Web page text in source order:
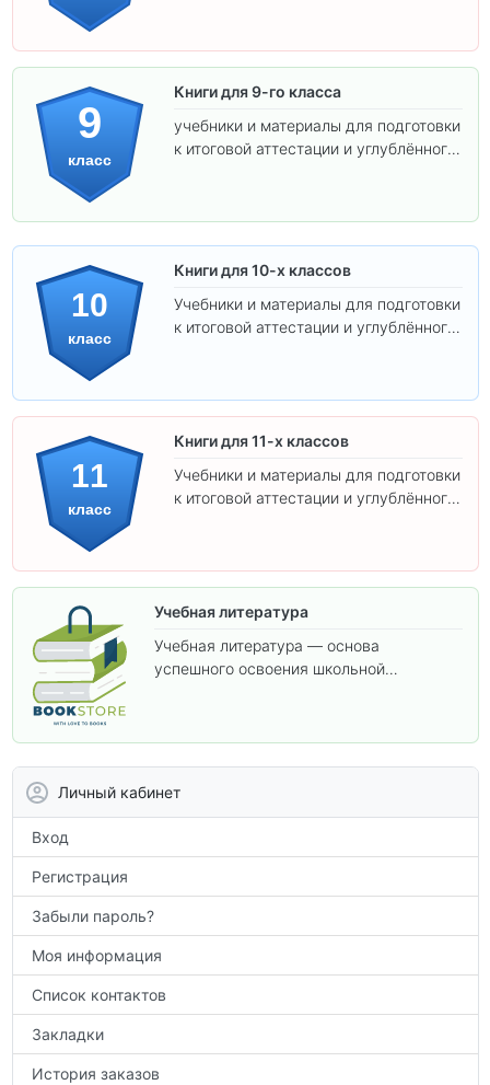
9
класс
Книги для 9-го класса
учебники и материалы для подготовки
к итоговой аттестации и углублённого
10
класс
Книги для 10-х классов
Учебники и материалы для подготовки
к итоговой аттестации и углублённого
11
класс
Книги для 11-х классов
Учебники и материалы для подготовки
к итоговой аттестации и углублённого
Учебная литература
Учебная литература — основа
успешного освоения школьной
Личный кабинет
Вход
Регистрация
Забыли пароль?
Моя информация
Список контактов
Закладки
История заказов